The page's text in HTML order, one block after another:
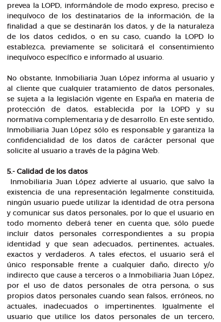
prevea la LOPD, informándole de modo expreso, preciso e
inequívoco de los destinatarios de la información, de la
finalidad a que se destinarán los datos, y de la naturaleza
de los datos cedidos, o en su caso, cuando la LOPD lo
establezca, previamente se solicitará el consentimiento
inequívoco específico e informado al usuario.
No obstante, Inmobiliaria Juan López informa al usuario y
al cliente que cualquier tratamiento de datos personales,
se sujeta a la legislación vigente en España en materia de
protección de datos, establecida por la LOPD y su
normativa complementaria y de desarrollo. En este sentido,
Inmobiliaria Juan López sólo es responsable y garantiza la
confidencialidad de los datos de carácter personal que
solicite al usuario a través de la página Web.
5.- Calidad de los datos
Inmobiliaria Juan López advierte al usuario, que salvo la
existencia de una representación legalmente constituida,
ningún usuario puede utilizar la identidad de otra persona
y comunicar sus datos personales, por lo que el usuario en
todo momento deberá tener en cuenta que, sólo puede
incluir datos personales correspondientes a su propia
identidad y que sean adecuados, pertinentes, actuales,
exactos y verdaderos. A tales efectos, el usuario será el
único responsable frente a cualquier daño, directo y/o
indirecto que cause a terceros o a Inmobiliaria Juan López,
por el uso de datos personales de otra persona, o sus
propios datos personales cuando sean falsos, erróneos, no
actuales, inadecuados o impertinentes. Igualmente el
usuario que utilice los datos personales de un tercero,